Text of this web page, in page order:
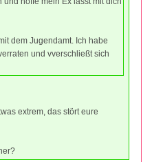
dem Jugendamt. Ich habe
und vverschließt sich
extrem, das stört eure